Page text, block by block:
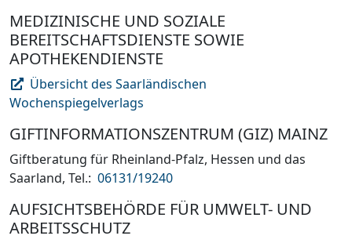
MEDIZINISCHE UND SOZIALE
BEREITSCHAFTSDIENSTE SOWIE
APOTHEKENDIENSTE
Übersicht des Saarländischen
Wochenspiegelverlags
GIFTINFORMATIONSZENTRUM (GIZ) MAINZ
Giftberatung für Rheinland-Pfalz, Hessen und das
Saarland, Tel.: 06131/19240
AUFSICHTSBEHÖRDE FÜR UMWELT- UND
ARBEITSSCHUTZ